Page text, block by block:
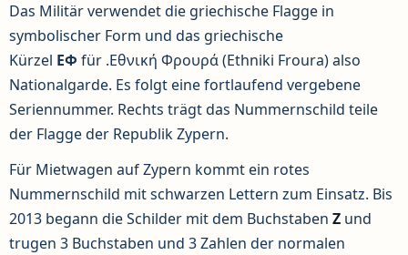
Das Militär verwendet die griechische Flagge in
symbolischer Form und das griechische
Kürzel ΕΦ für .Εθνική Φρουρά (Ethniki Froura) also
Nationalgarde. Es folgt eine fortlaufend vergebene
Seriennummer. Rechts trägt das Nummernschild teile
der Flagge der Republik Zypern.
Für Mietwagen auf Zypern kommt ein rotes
Nummernschild mit schwarzen Lettern zum Einsatz. Bis
2013 begann die Schilder mit dem Buchstaben Z und
trugen 3 Buchstaben und 3 Zahlen der normalen